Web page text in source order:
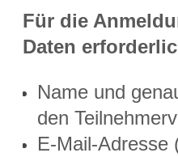
Für die
Daten
Name und
den
E-Mail-Adresse